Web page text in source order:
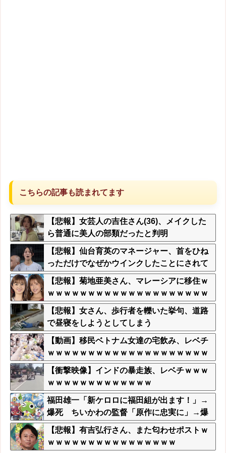
こちらの記事も読まれてます
【悲報】女芸人の吉住さん(36)、メイクした
ら普通に美人の部類だったと判明
【悲報】仙台育英のマネージャー、首をひね
っただけでなぜかウインクしたことにされて
しまう
【悲報】菊地亜美さん、マレーシアに移住ｗ
ｗｗｗｗｗｗｗｗｗｗｗｗｗｗｗｗｗｗｗｗ
ｗｗｗｗ
【悲報】女さん、歩行者を轢いた挙句、道路
で昼寝をしようとしてしまう
【動画】移民ベトナム女達の宅飲み、レベチ
ｗｗｗｗｗｗｗｗｗｗｗｗｗｗｗｗｗｗｗｗ
ｗｗｗｗ
【衝撃映像】インドの暴走族、レベチｗｗｗ
ｗｗｗｗｗｗｗｗｗｗｗｗｗ
福田雄一「新ケロロに福田組が出ます！」→
爆死 ちいかわの監督「原作に忠実に」→爆
売れ
【悲報】有吉弘行さん、また匂わせポストｗ
ｗｗｗｗｗｗｗｗｗｗｗｗｗｗｗｗ